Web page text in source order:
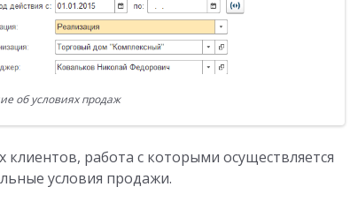
об условиях продаж
клиентов, работа с которыми осуществляется
условия продажи.